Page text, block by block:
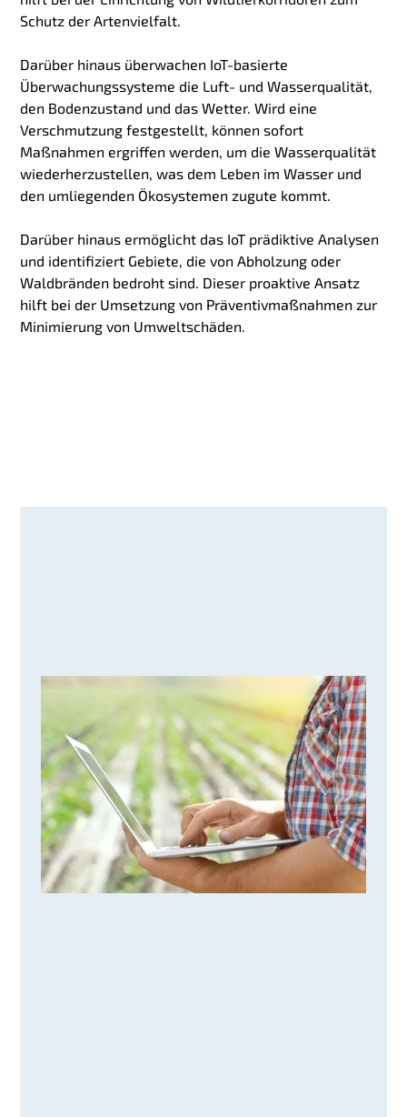
Schutz der Artenvielfalt.
Darüber hinaus überwachen IoT-basierte
Überwachungssysteme die Luft- und Wasserqualität,
den Bodenzustand und das Wetter. Wird eine
Verschmutzung festgestellt, können sofort
Maßnahmen ergriffen werden, um die Wasserqualität
wiederherzustellen, was dem Leben im Wasser und
den umliegenden Ökosystemen zugute kommt.
Darüber hinaus ermöglicht das IoT prädiktive Analysen
und identifiziert Gebiete, die von Abholzung oder
Waldbränden bedroht sind. Dieser proaktive Ansatz
hilft bei der Umsetzung von Präventivmaßnahmen zur
Minimierung von Umweltschäden.